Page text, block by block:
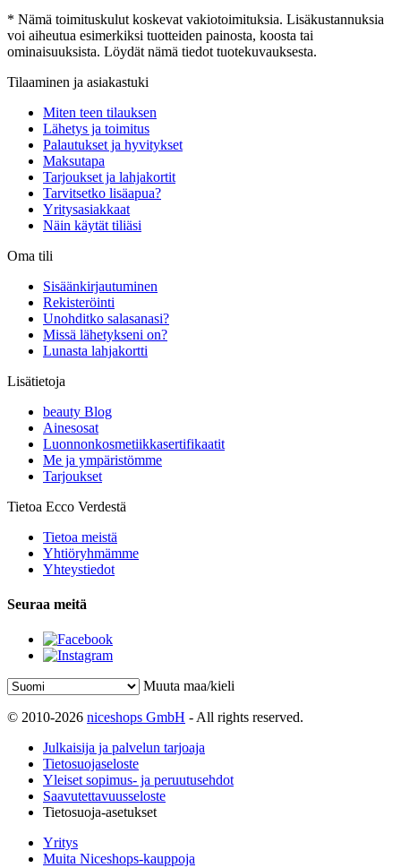
* Nämä toimituskulut koskevat vakiotoimituksia. Lisäkustannuksia
voi aiheutua esimerkiksi tuotteiden painosta, koosta tai
ominaisuuksista. Löydät nämä tiedot tuotekuvauksesta.
Tilaaminen ja asiakastuki
Miten teen tilauksen
Lähetys ja toimitus
Palautukset ja hyvitykset
Maksutapa
Tarjoukset ja lahjakortit
Tarvitsetko lisäapua?
Yritysasiakkaat
Näin käytät tiliäsi
Oma tili
Sisäänkirjautuminen
Rekisteröinti
Unohditko salasanasi?
Missä lähetykseni on?
Lunasta lahjakortti
Lisätietoja
beauty Blog
Ainesosat
Luonnonkosmetiikkasertifikaatit
Me ja ympäristömme
Tarjoukset
Tietoa Ecco Verdestä
Tietoa meistä
Yhtiöryhmämme
Yhteystiedot
Seuraa meitä
Muuta maa/kieli
© 2010-2026 niceshops GmbH - All rights reserved.
Julkaisija ja palvelun tarjoaja
Tietosuojaseloste
Yleiset sopimus- ja peruutusehdot
Saavutettavuusseloste
Tietosuoja-asetukset
Yritys
Muita Niceshops-kauppoja